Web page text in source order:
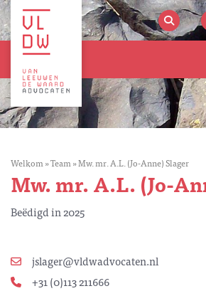
Welkom»Team»Mw. mr. A.L. (Jo-Anne) Slager
Mw. mr. A.L. (Jo-
Beëdigd in 2025
jslager@vldwadvocaten.nl
+31 (0)113 211666